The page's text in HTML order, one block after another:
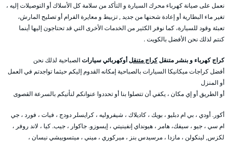
نعمل على صيانة كهرباء محرك السيارة و التأكد من سلامة كل الأسلاك أو التوصيلات إليه ،
تغير ماء البطارية أو إعادة شحنها من جديد , تزبيط و معايرة الفرام أو تصليح المارش،
تعبئة وقود للسيارة، كما نوفر الكثير من الخدمات الأخرى التي قد تحتاجون إليها أينما
كنتم لذلك نحن الأفضل بالكويت .
كراج كهرباء و بنشر متنقلكراج متنقلأوكهربائي سياراتالصباحية لذلك نحن
أفضل كراجات ميكانيكا السيارات بالصباحية إمكانه القدوم إليكم حيثما تواجدتم في العمل
أو المنزل
أو الطريق أو إي مكان ، يكفي أن تتصلوا بنا أو تحددوا عنوانكم لنأتيكم بالسرعة القصوى
أكور. أودي ، بي ام دبليو ، بويك ، كاديلاك ، شيفروليه ، كرايسلر دودج ، فيات ، فورد ، جي
ام سي ، جيو ، سيفك، هامر ، هيونداي إنفينيتي ، إيسوزو. جاكوار ، جيب. كيا ، لاند روفر ،
لكزس, لينكولن ، مازدا ، مرسيدس بنز ، ميركوري ، ميني ، ميتسوبيشي نيسان ،